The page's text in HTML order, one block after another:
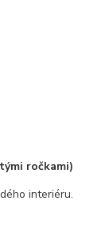
ročkami)
interiéru.